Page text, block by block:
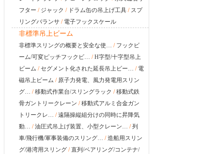
フター / ジャック / ドラム缶の吊上げ工具 / スプ
リングバランサ / 電子フックスケール
非標準吊上ビーム
非標準スリングの概要と安全な使… / フックビ
ーム/可変ピッチフックビ… /H字型/十字型吊上
ビーム /セグメント化された延長吊上ビー… / 電
磁吊上ビーム / 原子力発電、風力発電用スリン
グ… /移動式作業台/スリングラック /移動式鉄
骨ガントリークレーン /移動式アルミ合金ガン
トリークレ… /遠隔操縦組分けの同時に昇降気
動… /油圧式吊上げ装置、小型クレーン… /列
車/飛行機/軍事装備のスリング… /造船用スリン
グ/港湾用スリング /直列/ベアリング/コンテナ/